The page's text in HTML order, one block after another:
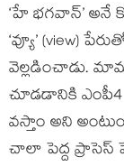
‘హే భగవాన్’ అనే
‘వ్యూ’ (view)
వెల్లడించాడు.
చూడడానికి
వస్తాం అని
చాలా పెద్ద ప్రాసెస్